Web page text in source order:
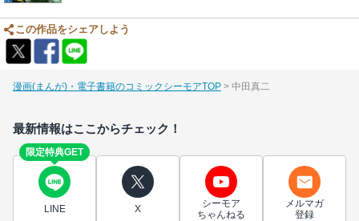
この作品をシェアしよう
漫画(まんが)・電子書籍のコミックシーモアTOP 中田真二
最新情報はここからチェック！
限定特典GET
LINE X
シーモア
ちゃんねる
メルマガ
登録